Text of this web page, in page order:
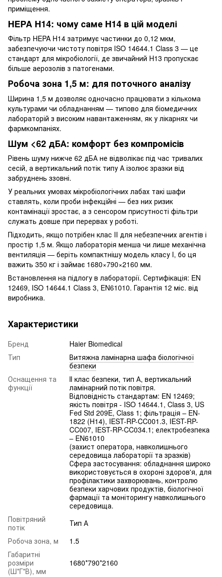
приміщення.
HEPA H14: чому саме H14 в цій моделі
Фільтр HEPA H14 затримує частинки до 0,12 мкм,
забезпечуючи чистоту повітря ISO 14644.1 Class 3 — це
стандарт для мікробіології, де звичайний H13 пропускає
більше аерозолів з патогенами.
Робоча зона 1,5 м: для поточного аналізу
Ширина 1,5 м дозволяє одночасно працювати з кількома
культурами чи обладнанням — типово для біомедичних
лабораторій з високим навантаженням, як у лікарнях чи
фармкомпаніях.
Шум <62 дБА: комфорт без компромісів
Рівень шуму нижче 62 дБА не відволікає під час тривалих
сесій, а вертикальний потік типу А ізолює зразки від
забруднень ззовні.
У реальних умовах мікробіологічних лабах такі шафи
ставлять, коли проби інфекційні — без них ризик
контамінації зростає, а з сенсором присутності фільтри
служать довше при перервах у роботі.
Підходить, якщо потрібен клас II для небезпечних агентів і
простір 1,5 м. Якщо лабораторія менша чи лише механічна
вентиляція — беріть компактнішу модель класу I, бо ця
важить 350 кг і займає 1680×790×2160 мм.
Встановлення на підлогу в лабораторії. Сертифікація: EN
12469, ISO 14644.1 Class 3, EN61010. Гарантія 12 міс. від
виробника.
Характеристики
Бренд
Haier Biomedical
Тип
Витяжна ламінарна шафа біологічної
безпеки
Оснащення та
функції
ІІ клас безпеки, тип А, вертикальний
ламінарний потік повітря.
Відповідність стандартам: EN 12469;
якість повітря - ISO 14644.1, Class 3, US
Fed Std 209E, Class 1; фільтрація – EN-
1822 (H14), IEST-RP-CC001.3, IEST-RP-
CC007, IEST-RP-CC034.1; електробезпека
– EN61010
(захист оператора, навколишнього
середовища лабораторії та зразків)
Сфера застосування: обладнання широко
використовується в охороні здоров'я, для
профілактики захворювань, контролю
безпеки харчових продуктів, біологічної
фармації та моніторингу навколишнього
середовища.
Повітряний
потік
Тип А
Робоча зона, м
1.5
Габаритні
розміри
(Ш*Г*В), мм
1680*790*2160